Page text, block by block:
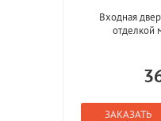
Входная
отделкой
ЗАКАЗАТЬ